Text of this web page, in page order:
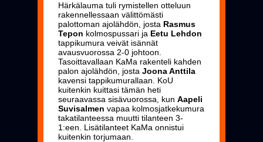
Härkälauma tuli rymistellen otteluun
rakennellessaan välittömästi
palottoman ajolähdön, josta Rasmus
Tepon kolmospussari ja Eetu Lehdon
tappikumura veivät isännät
avausvuorossa 2-0 johtoon.
Tasoittavallaan KaMa rakenteli kahden
palon ajolähdön, josta Joona Anttila
kavensi tappikumurallaan. KoU
kuitenkin kuittasi tämän heti
seuraavassa sisävuorossa, kun Aapeli
Suvisalmen vapaa kolmosjatkekumura
takatilanteessa muutti tilanteen 3-
1:een. Lisätilanteet KaMa onnistui
kuitenkin torjumaan.